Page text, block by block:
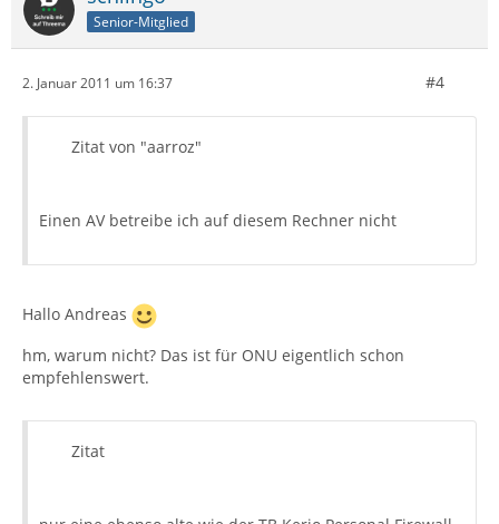
Senior-Mitglied
2. Januar 2011 um 16:37 #4
Zitat von "aarroz"
Einen AV betreibe ich auf diesem Rechner nicht
Hallo Andreas
hm, warum nicht? Das ist für ONU eigentlich schon
empfehlenswert.
Zitat